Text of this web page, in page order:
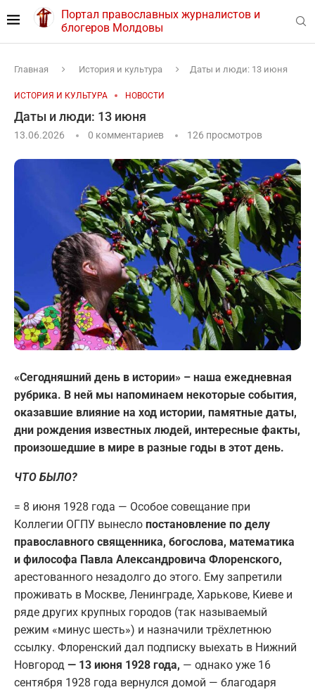
Портал православных журналистов и
блогеров Молдовы
Главная История и культура Даты и люди: 13 июня
ИСТОРИЯ И КУЛЬТУРА НОВОСТИ
Даты и люди: 13 июня
13.06.2026 0 комментариев 126 просмотров
«Сегодняшний день в истории» – наша ежедневная
рубрика. В ней мы напоминаем некоторые события,
оказавшие влияние на ход истории, памятные даты,
дни рождения известных людей, интересные факты,
произошедшие в мире в разные годы в этот день.
ЧТО БЫЛО?
= 8 июня 1928 года — Особое совещание при
Коллегии ОГПУ вынесло постановление по делу
православного священника, богослова, математика
и философа Павла Александровича Флоренского,
арестованного незадолго до этого. Ему запретили
проживать в Москве, Ленинграде, Харькове, Киеве и
ряде других крупных городов (так называемый
режим «минус шесть») и назначили трёхлетнюю
ссылку. Флоренский дал подписку выехать в Нижний
Новгород — 13 июня 1928 года, — однако уже 16
сентября 1928 года вернулся домой — благодаря